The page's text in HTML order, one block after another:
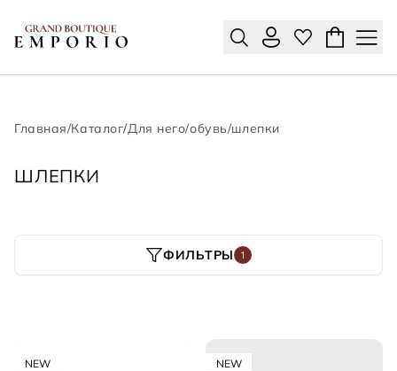
Главная/Каталог/Для него/обувь/шлепки
ШЛЕПКИ
ФИЛЬТРЫ 1
NEW NEW